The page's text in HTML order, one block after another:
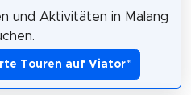
und Aktivitäten in Malang
Touren auf Viator*